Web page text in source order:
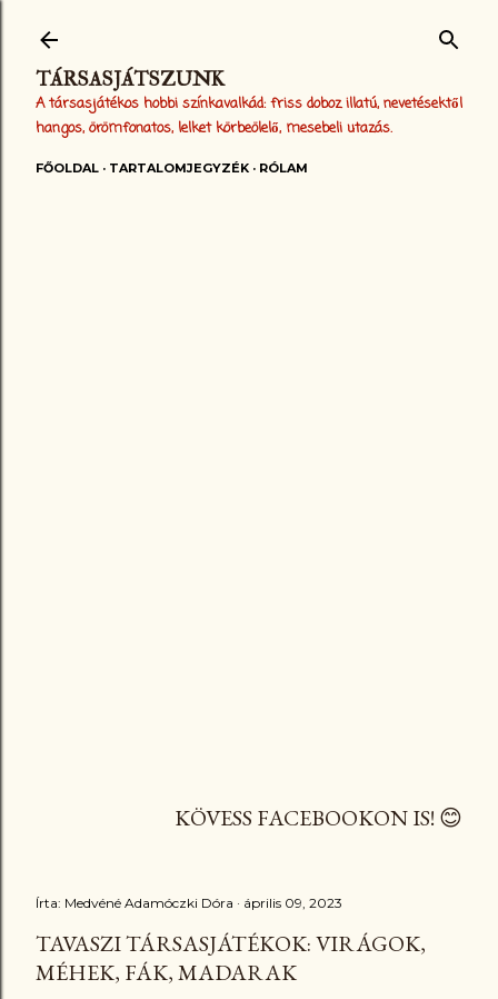
TÁRSASJÁTSZUNK
A társasjátékos hobbi színkavalkád: friss doboz illatú, nevetésektől
hangos, örömfonatos, lelket körbeölelő, mesebeli utazás.
FŐOLDAL TARTALOMJEGYZÉK RÓLAM
KÖVESS FACEBOOKON IS! 😊
Írta: Medvéné Adamóczki Dóra április 09, 2023
TAVASZI TÁRSASJÁTÉKOK: VIRÁGOK,
MÉHEK, FÁK, MADARAK